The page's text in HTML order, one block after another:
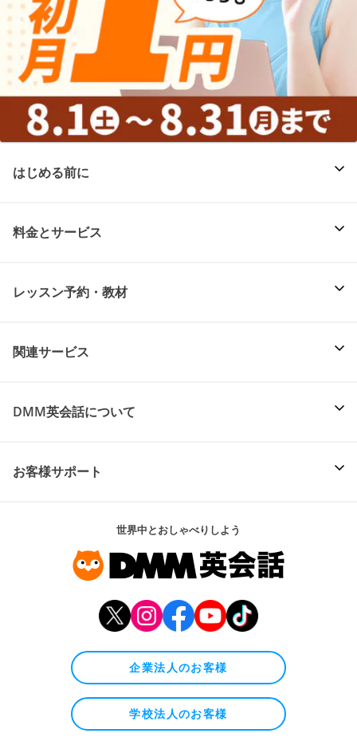
はじめる前に
料金とサービス
レッスン予約・教材
関連サービス
DMM英会話について
お客様サポート
世界中とおしゃべりしよう
企業法人のお客様
学校法人のお客様